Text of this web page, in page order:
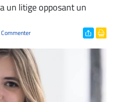
un litige opposant un
Commenter